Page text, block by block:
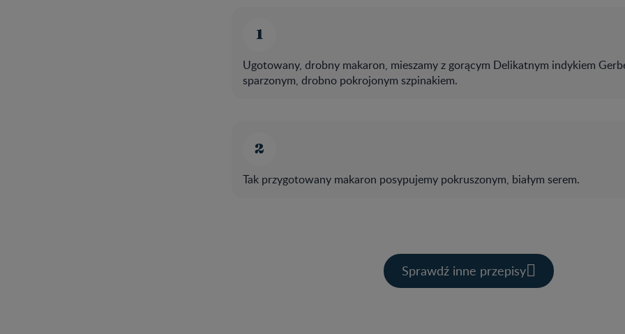
Ugotowany, drobny makaron, mieszamy z gorącym Delikatnym indykiem
sparzonym, drobno pokrojonym szpinakiem.
Tak przygotowany makaron posypujemy pokruszonym, białym serem.
Sprawdź inne przepisy